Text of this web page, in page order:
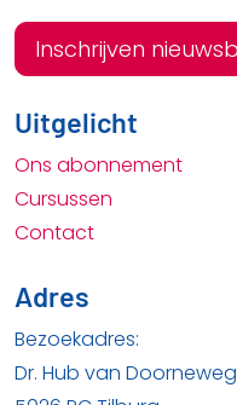
Inschrijven
Uitgelicht
Ons abonnement
Cursussen
Contact
Adres
Bezoekadres:
Dr. Hub van Doorneweg